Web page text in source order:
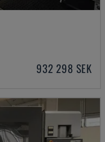
932 298 SEK